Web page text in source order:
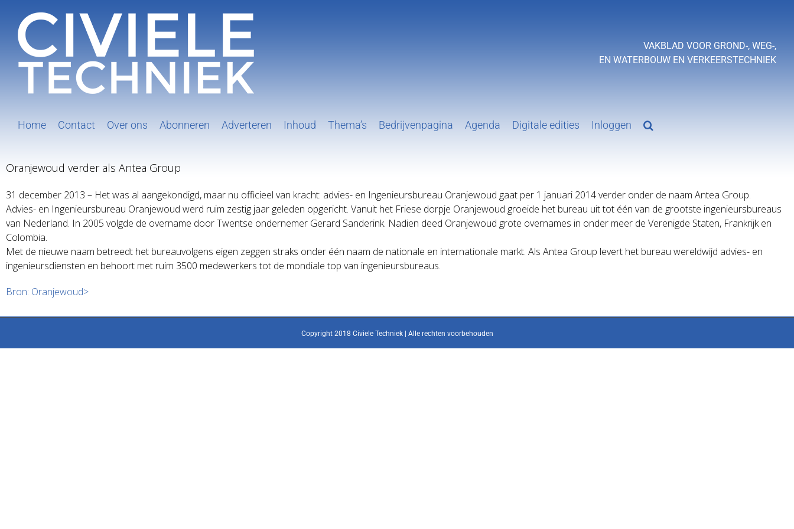
inhoud
VAKBLAD VOOR GROND-, WEG-,
EN WATERBOUW EN VERKEERSTECHNIEK
Home Contact Over ons Abonneren Adverteren Inhoud Thema’s Bedrijvenpagina Agenda Digitale edities Inloggen
Oranjewoud verder als Antea Group
31 december 2013 – Het was al aangekondigd, maar nu officieel van kracht: advies- en Ingenieursbureau Oranjewoud gaat per 1 januari 2014 verder onder de naam Antea Group.
Advies- en Ingenieursbureau Oranjewoud werd ruim zestig jaar geleden opgericht. Vanuit het Friese dorpje Oranjewoud groeide het bureau uit tot één van de grootste ingenieursbureaus
van Nederland. In 2005 volgde de overname door Twentse ondernemer Gerard Sanderink. Nadien deed Oranjewoud grote overnames in onder meer de Verenigde Staten, Frankrijk en
Colombia.
Met de nieuwe naam betreedt het bureauvolgens eigen zeggen straks onder één naam de nationale en internationale markt. Als Antea Group levert het bureau wereldwijd advies- en
ingenieursdiensten en behoort met ruim 3500 medewerkers tot de mondiale top van ingenieursbureaus.
Bron: Oranjewoud>
Copyright 2018 Civiele Techniek | Alle rechten voorbehouden